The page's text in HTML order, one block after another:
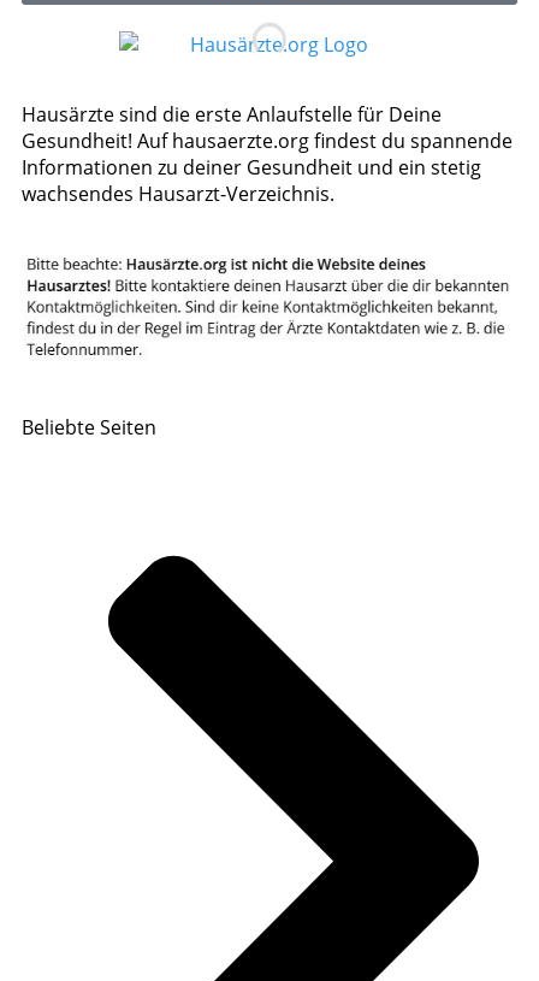
Hausärzte sind die erste Anlaufstelle für Deine
Gesundheit! Auf hausaerzte.org findest du spannende
Informationen zu deiner Gesundheit und ein stetig
wachsendes Hausarzt-Verzeichnis.
Beliebte Seiten